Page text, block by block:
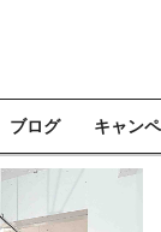
ブログ キャン